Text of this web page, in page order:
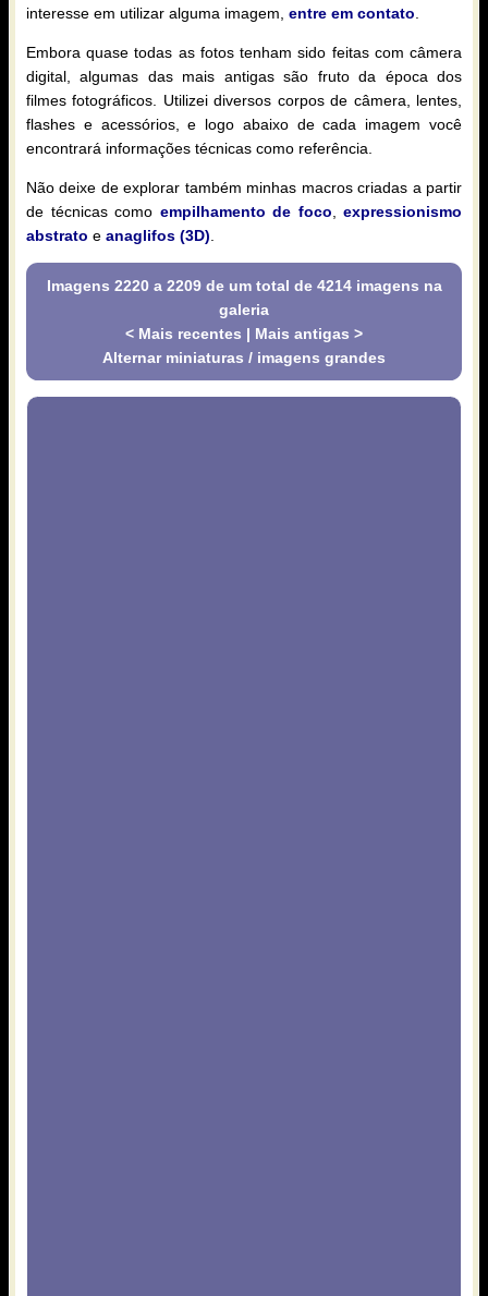
interesse em utilizar alguma imagem, entre em contato
Embora quase todas as fotos tenham sido feitas com câmera
digital, algumas das mais antigas são fruto da época dos
filmes fotográficos. Utilizei diversos corpos de câmera, lentes,
flashes e acessórios, e logo abaixo de cada imagem você
encontrará informações técnicas como referência.
Não deixe de explorar também minhas macros criadas a partir
de técnicas como empilhamento de foco
expressionismo
abstrato e anaglifos (3D)
Imagens 2220 a 2209 de um total de 4214 imagens na
galeria
< Mais recentes | Mais antigas >
Alternar miniaturas / imagens grandes